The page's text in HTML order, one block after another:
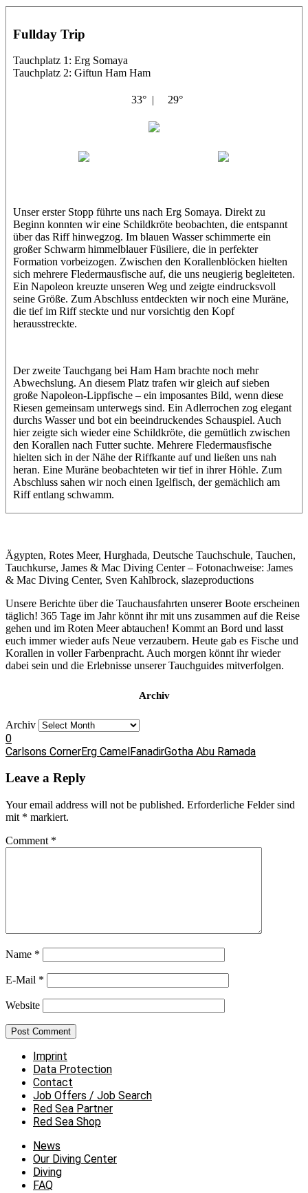
Fullday Trip
Tauchplatz 1: Erg Somaya
Tauchplatz 2: Giftun Ham Ham
33° | 29°
Unser erster Stopp führte uns nach Erg Somaya. Direkt zu
Beginn konnten wir eine Schildkröte beobachten, die entspannt
über das Riff hinwegzog. Im blauen Wasser schimmerte ein
großer Schwarm himmelblauer Füsiliere, die in perfekter
Formation vorbeizogen. Zwischen den Korallenblöcken hielten
sich mehrere Fledermausfische auf, die uns neugierig begleiteten.
Ein Napoleon kreuzte unseren Weg und zeigte eindrucksvoll
seine Größe. Zum Abschluss entdeckten wir noch eine Muräne,
die tief im Riff steckte und nur vorsichtig den Kopf
herausstreckte.
Der zweite Tauchgang bei Ham Ham brachte noch mehr
Abwechslung. An diesem Platz trafen wir gleich auf sieben
große Napoleon-Lippfische – ein imposantes Bild, wenn diese
Riesen gemeinsam unterwegs sind. Ein Adlerrochen zog elegant
durchs Wasser und bot ein beeindruckendes Schauspiel. Auch
hier zeigte sich wieder eine Schildkröte, die gemütlich zwischen
den Korallen nach Futter suchte. Mehrere Fledermausfische
hielten sich in der Nähe der Riffkante auf und ließen uns nah
heran. Eine Muräne beobachteten wir tief in ihrer Höhle. Zum
Abschluss sahen wir noch einen Igelfisch, der gemächlich am
Riff entlang schwamm.
Ägypten, Rotes Meer, Hurghada, Deutsche Tauchschule, Tauchen,
Tauchkurse, James & Mac Diving Center – Fotonachweise: James
& Mac Diving Center, Sven Kahlbrock, slazeproductions
Unsere Berichte über die Tauchausfahrten unserer Boote erscheinen
täglich! 365 Tage im Jahr könnt ihr mit uns zusammen auf die Reise
gehen und im Roten Meer abtauchen! Kommt an Bord und lasst
euch immer wieder aufs Neue verzaubern. Heute gab es Fische und
Korallen in voller Farbenpracht. Auch morgen könnt ihr wieder
dabei sein und die Erlebnisse unserer Tauchguides mitverfolgen.
Archiv
Archiv
0
Carlsons CornerErg CamelFanadirGotha Abu Ramada
Leave a Reply
Your email address will not be published. Erforderliche Felder sind
mit * markiert.
Comment *
Name *
E-Mail *
Website
Imprint
Data Protection
Contact
Job Offers / Job Search
Red Sea Partner
Red Sea Shop
News
Our Diving Center
Diving
FAQ